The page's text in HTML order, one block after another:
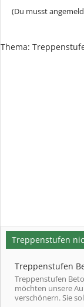
(Du musst
Thema:
Treppenstufen
Treppenstufen
Treppenstufen
möchten unsere
verschönern. Sie